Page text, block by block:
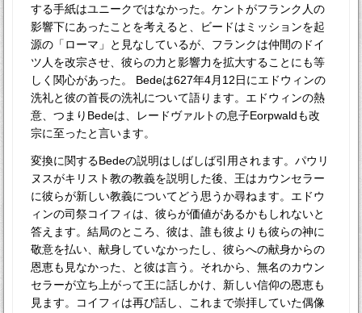
する手紙はユニークではなかった。ケントがフランク人の
影響下にあったことを考えると、ビードはミッションを起
源の「ローマ」と見なしているが、フランクは仲間のドイ
ツ人を改宗させ、彼らの力と影響力を拡大することにも等
しく関心があった。 Bedeは627年4月12日にエドウィンの
洗礼と彼の首長の洗礼について語ります。エドウィンの熱
意、つまりBedeは、レードヴァルトの息子Eorpwaldも改
宗に至ったと言います。
変換に関するBedeの説明はしばしば引用されます。パウリ
ヌスがキリスト教の教義を説明した後、王はカウンセラー
に彼らが新しい教義についてどう思うか尋ねます。エドウ
ィンの司祭コイフィは、彼らが価値があるかもしれないと
答えます。結局のところ、彼は、誰も彼よりも彼らの神に
敬意を払い、献身していなかったし、彼らへの献身からの
恩恵も見なかった、と彼は言う。それから、無名のカウン
セラーが立ち上がって王に話しかけ、新しい信仰の恩恵も
見ます。コイフィは再び話し、これまで崇拝していた偶像